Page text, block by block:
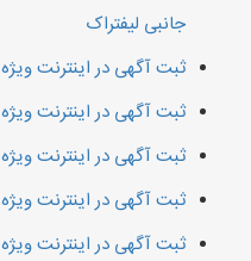
جانبی لیفتراک
ثبت آگهی در اینترنت ویژه
ثبت آگهی در اینترنت
ثبت آگهی در اینترنت
ثبت آگهی در اینترنت
ثبت آگهی در اینترنت